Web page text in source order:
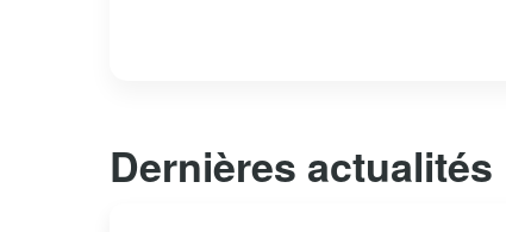
Dernières actualités